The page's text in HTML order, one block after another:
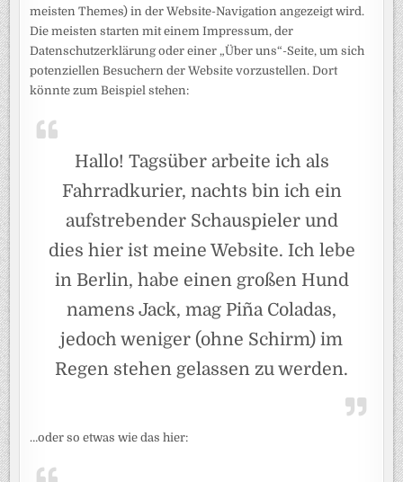
meisten Themes) in der Website-Navigation angezeigt wird.
Die meisten starten mit einem Impressum, der
Datenschutzerklärung oder einer „Über uns“-Seite, um sich
potenziellen Besuchern der Website vorzustellen. Dort
könnte zum Beispiel stehen:
Hallo! Tagsüber arbeite ich als
Fahrradkurier, nachts bin ich ein
aufstrebender Schauspieler und
dies hier ist meine Website. Ich lebe
in Berlin, habe einen großen Hund
namens Jack, mag Piña Coladas,
jedoch weniger (ohne Schirm) im
Regen stehen gelassen zu werden.
…oder so etwas wie das hier: